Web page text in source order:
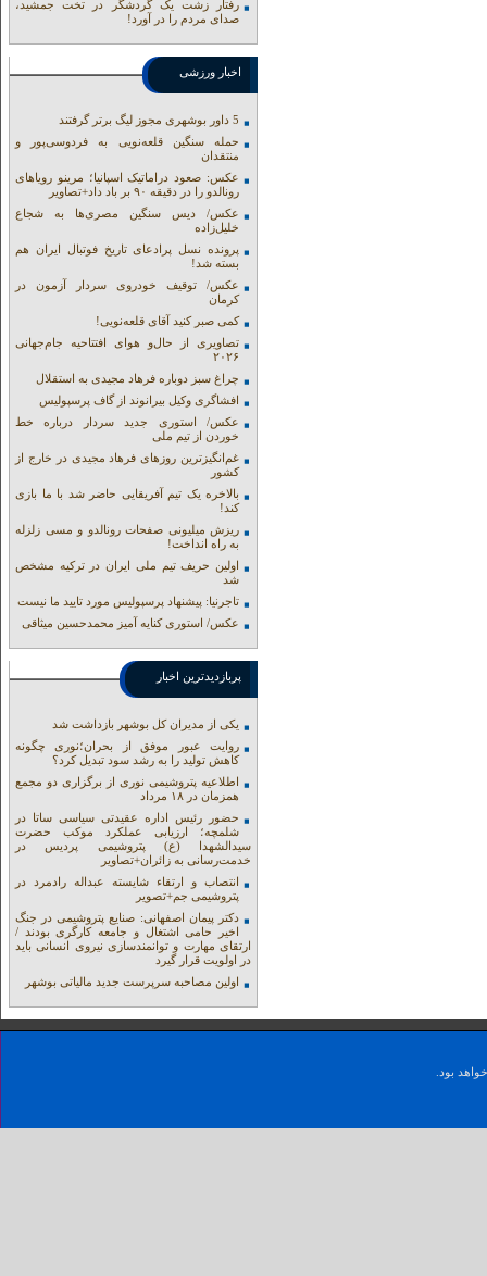
رفتار زشت یک گردشگر در تخت جمشید،
صدای مردم را در آورد!
اخبار ورزشی
5 داور بوشهری مجوز لیگ برتر گرفتند
حمله سنگین قلعه‌نویی به فردوسی‌پور و
منتقدان
عکس: صعود دراماتیک اسپانیا؛ مرینو رویاهای
رونالدو را در دقیقه ۹۰ بر باد داد+تصاویر
عکس/ دیس سنگین مصری‌ها به شجاع
خلیل‌زاده
پرونده نسل پرادعای تاریخ فوتبال ایران هم
بسته شد!
عکس/ توقیف خودروی سردار آزمون در
کرمان
کمی صبر کنید آقای قلعه‌نویی!
تصاویری از حال‌و هوای افتتاحیه جام‌جهانی
۲۰۲۶
چراغ سبز دوباره فرهاد مجیدی به استقلال
افشاگری وکیل بیرانوند از گاف‌ پرسپولیس
عکس/ استوری جدید سردار درباره خط
خوردن از تیم ملی
غم‌انگیزترین روزهای فرهاد مجیدی در خارج از
کشور
بالاخره یک تیم آفریقایی حاضر شد با ما بازی
کند!
ریزش میلیونی صفحات رونالدو و مسی زلزله
به راه انداخت!
اولین حریف تیم ملی ایران در ترکیه مشخص
شد
تاجرنیا: پیشنهاد پرسپولیس مورد تایید ما نیست
عکس/ استوری کنایه آمیز محمدحسین میثاقی
پربازدیدترین اخبار
یکی از مدیران کل بوشهر بازداشت شد
روایت عبور موفق از بحران؛نوری چگونه
کاهش تولید را به رشد سود تبدیل کرد؟
اطلاعیه پتروشیمی نوری از برگزاری دو مجمع
همزمان در ۱۸ مرداد
حضور رئیس اداره عقیدتی سیاسی ساتا در
شلمچه؛ ارزیابی عملکرد موکب حضرت
سیدالشهدا (ع) پتروشیمی پردیس در
خدمت‌رسانی به زائران+تصاویر
انتصاب و ارتقاء شایسته عبداله رادمرد در
پتروشیمی جم+تصویر
دکتر پیمان اصفهانی: صنایع پتروشیمی در جنگ
اخیر حامی اشتغال و جامعه کارگری بودند /
ارتقای مهارت و توانمندسازی نیروی انسانی باید
در اولویت قرار گیرد
اولین مصاحبه سرپرست جدید مالیاتی بوشهر
بود.